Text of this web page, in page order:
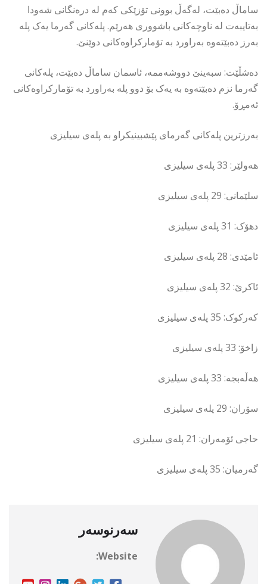
ساماڵ دەبێت، لەگەڵ بوونى تۆزێکى کەم لە درەنگانى شەودا
بەتایبەت لە ناوچەکانى باشوورى هەرێم. پلەکانی گەرما یەک پلە
بەرز دەبێتەوە بەراورد بە تۆمارکراوەکانی دوێنێ.
دەشڵێت: سبەینێ دووشەممە، ئاسمان ساماڵ دەبێت، پلەکانی
گەرما نزم دەبێتەوە بە یەک بۆ دوو پلە بەراورد بە تۆمارکراوەکانی
ئەمڕۆ.
بەرزترین پلەکانی گەرمای پێشبینیکراو بە پلەی سیلیزی
هەولێر: 33 پلەی سیلیزی
سلێمانی: 29 پلەی سیلیزی
دهۆک: 31 پلەی سیلیزی
ئامێدی: 28 پلەی سیلیزی
ئاکرێ: 32 پلەی سیلیزی
کەرکوک: 35 پلەی سیلیزی
زاخۆ: 33 پلەی سیلیزی
هەڵەبجە: 33 پلەی سیلیزی
سۆران: 29 پلەی سیلیزی
حاجی ئۆمەران: 21 پلەی سیلیزی
گەرمیان: 35 پلەی سیلیزی
سەرنوسەر
Website: